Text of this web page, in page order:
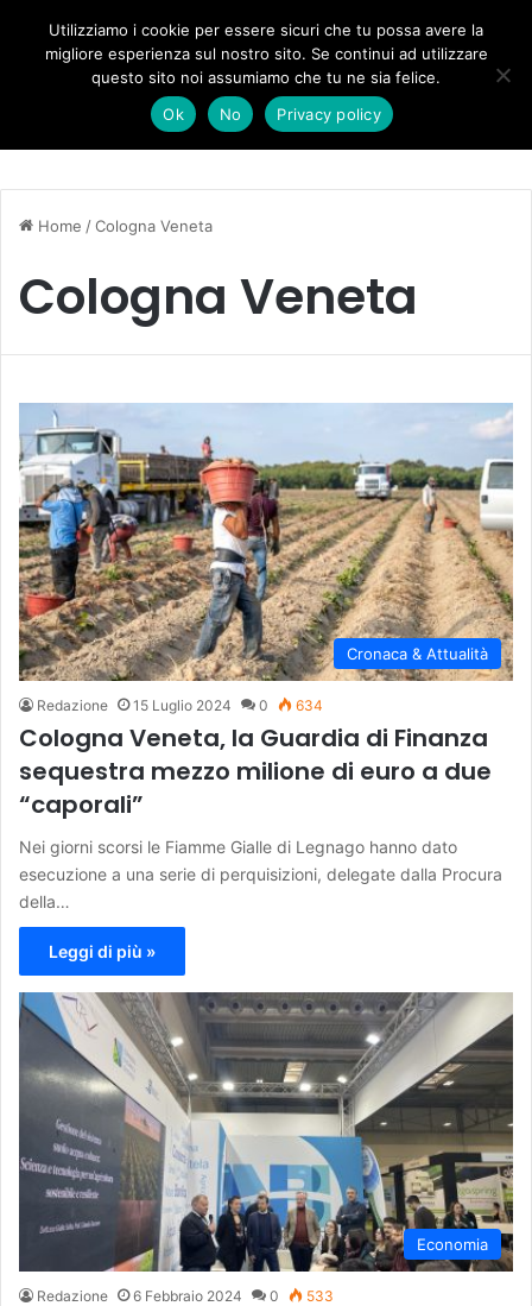
Forza Italia, il legnaghese Donà nella segreteria regionale
Home /Cologna Veneta
Cologna Veneta
Cronaca & Attualità
Redazione 15 Luglio 2024 0 634
Cologna Veneta, la Guardia di Finanza
sequestra mezzo milione di euro a due
“caporali”
Nei giorni scorsi le Fiamme Gialle di Legnago hanno dato
esecuzione a una serie di perquisizioni, delegate dalla Procura
della…
Leggi di più »
Economia
Redazione 6 Febbraio 2024 0 533
Utilizziamo i cookie per essere sicuri che tu possa avere la
migliore esperienza sul nostro sito. Se continui ad utilizzare
questo sito noi assumiamo che tu ne sia felice.
Ok
No Privacy policy